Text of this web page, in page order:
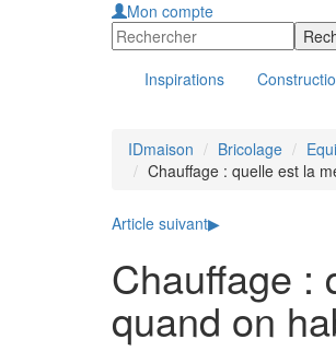
Mon compte
Inspirations
IDmaison Bricolage
Chauffage : quelle est la
Article suivant▶
Chauffage :
quand on